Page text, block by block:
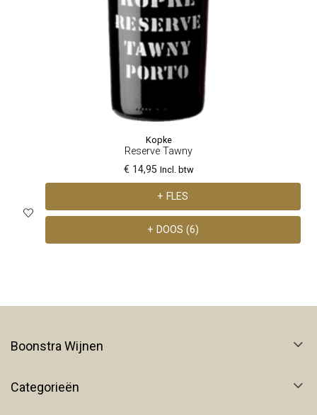
Kopke
Reserve Tawny
€ 14,95 Incl. btw
+ FLES
+ DOOS (6)
Boonstra Wijnen
Categorieën